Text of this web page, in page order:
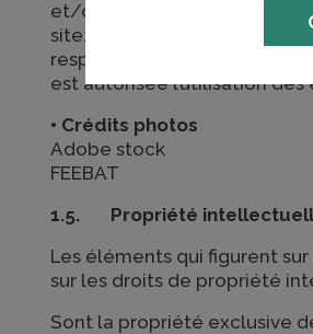
et/ou transformation
site. Le non-respect de
responsabilités civile et
est autorisée l’utilisation
• Crédits photos
Adobe stock
FEEBAT
1.5. Propriété
Les éléments qui figurent
sur les droits de propriété
Sont la propriété exclusive